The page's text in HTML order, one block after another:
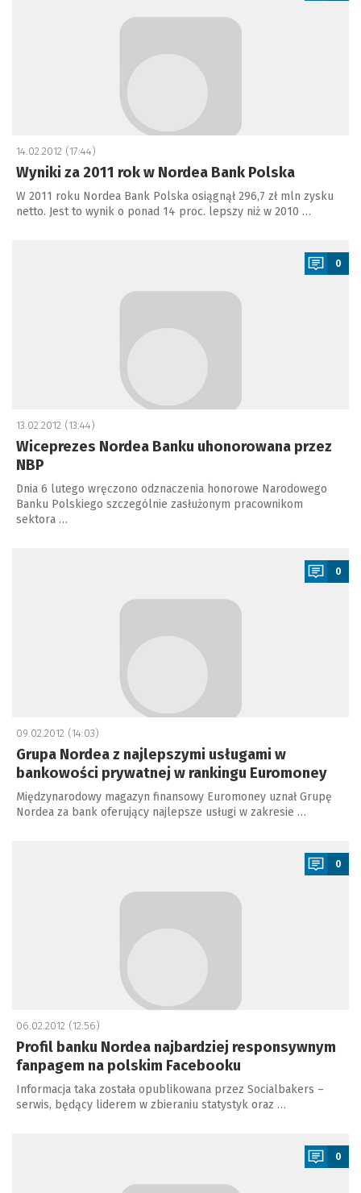
14.02.2012 (17:44)
Wyniki za 2011 rok w Nordea Bank Polska
W 2011 roku Nordea Bank Polska osiągnął 296,7 zł mln zysku
netto. Jest to wynik o ponad 14 proc. lepszy niż w 2010 …
0
13.02.2012 (13:44)
Wiceprezes Nordea Banku uhonorowana przez
NBP
Dnia 6 lutego wręczono odznaczenia honorowe Narodowego
Banku Polskiego szczególnie zasłużonym pracownikom
sektora …
0
09.02.2012 (14:03)
Grupa Nordea z najlepszymi usługami w
bankowości prywatnej w rankingu Euromoney
Międzynarodowy magazyn finansowy Euromoney uznał Grupę
Nordea za bank oferujący najlepsze usługi w zakresie …
0
06.02.2012 (12:56)
Profil banku Nordea najbardziej responsywnym
fanpagem na polskim Facebooku
Informacja taka została opublikowana przez Socialbakers –
serwis, będący liderem w zbieraniu statystyk oraz …
0